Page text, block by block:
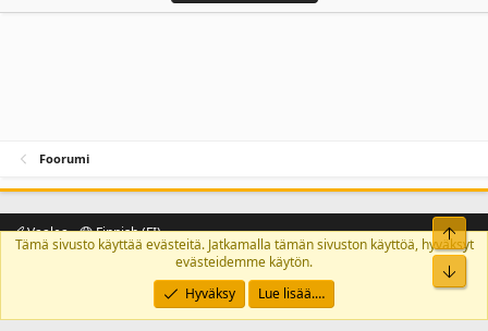
Foorumi
Vaalea
Finnish (FI)
Tietosuojakäytäntö Ohjeita
Community platform by XenForo® © 2010-2026 XenForo Ltd.
Tämä sivusto käyttää evästeitä. Jatkamalla tämän sivuston käyttöä, hyväksyt
evästeidemme käytön.
Hyväksy
Lue lisää.…
Ylös